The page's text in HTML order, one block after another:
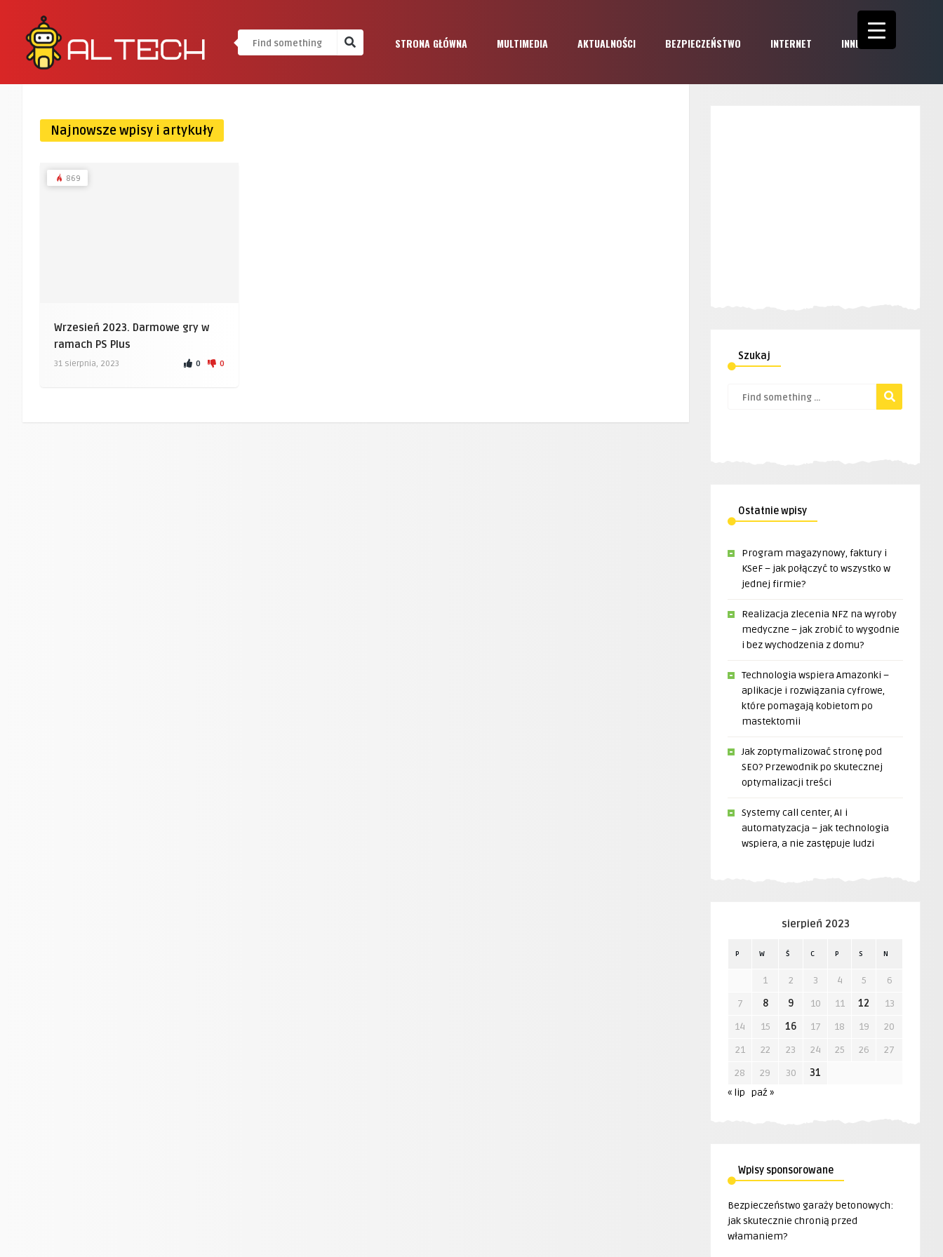
STRONA GŁÓWNA MULTIMEDIA AKTUALNOŚCI BEZPIECZEŃSTWO INTERNET INNE
Najnowsze wpisy i artykuły
869
Wrzesień 2023. Darmowe gry w
ramach PS Plus
31 sierpnia, 2023 0 0
Szukaj
Ostatnie wpisy
Program magazynowy, faktury i
KSeF – jak połączyć to wszystko w
jednej firmie?
Realizacja zlecenia NFZ na wyroby
medyczne – jak zrobić to wygodnie
i bez wychodzenia z domu?
Technologia wspiera Amazonki –
aplikacje i rozwiązania cyfrowe,
które pomagają kobietom po
mastektomii
Jak zoptymalizować stronę pod
SEO? Przewodnik po skutecznej
optymalizacji treści
Systemy call center, AI i
automatyzacja – jak technologia
wspiera, a nie zastępuje ludzi
sierpień 2023
P W Ś C P S N
1 2 3 4 5
6
7
8 9 10 11 12
13
14
15 16 17 18 19
20
21
22 23 24 25 26
27
28
29 30
31
« lip paź »
Wpisy sponsorowane
Bezpieczeństwo garaży betonowych:
jak skutecznie chronią przed
włamaniem?